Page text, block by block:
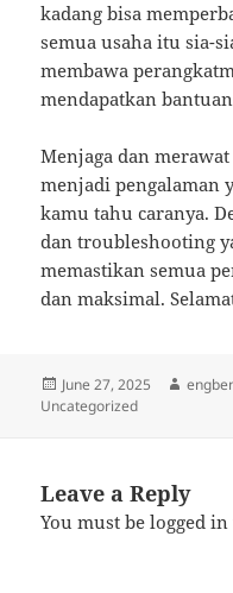
kadang bisa
semua usaha itu sia-
membawa
mendapatkan
Menjaga dan
menjadi pengalaman
kamu tahu caranya.
dan troubleshooting
memastikan semua
dan maksimal.
Posted
on
June 27, 2025 Author
Uncategorized
Leave a Reply
You must belogged in